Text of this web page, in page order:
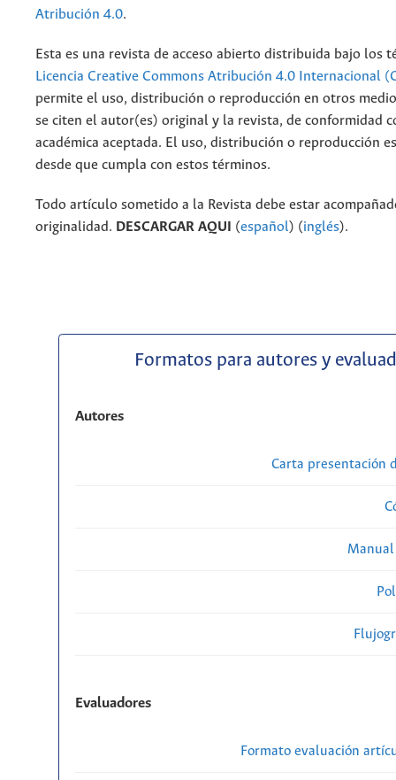
Atribución 4.0.
Esta es una revista de acceso abierto distribuida bajo los
Licencia Creative Commons Atribución 4.0 Internacional
permite el uso, distribución o reproducción en otros
se citen el autor(es) original y la revista, de conformidad
académica aceptada. El uso, distribución o reproducción
desde que cumpla con estos términos.
Todo artículo sometido a la Revista debe estar
originalidad. DESCARGAR AQUI (español) (inglés).
Formatos para autores y
Autores
Carta presentación
Evaluadores
Formato evaluación